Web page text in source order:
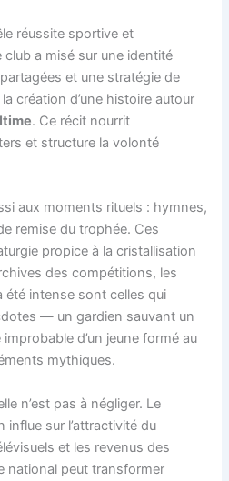
réussite sportive et
a misé sur une identité
et une stratégie de
création d’une histoire autour
. Ce récit nourrit
et structure la volonté
aux moments rituels : hymnes,
remise du trophée. Ces
propice à la cristallisation
des compétitions, les
été intense sont celles qui
— un gardien sauvant un
d’un jeune formé au
mythiques.
n’est pas à négliger. Le
influe sur l’attractivité du
et les revenus des
national peut transformer